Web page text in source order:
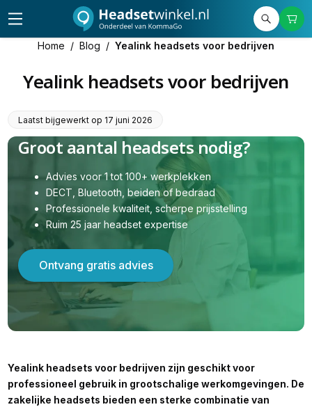
Home / Blog / Yealink headsets voor bedrijven
Yealink headsets voor bedrijven
Laatst bijgewerkt op 17 juni 2026
Groot aantal headsets nodig?
Advies voor 1 tot 100+ werkplekken
DECT, Bluetooth, beiden of bedraad
Professionele kwaliteit, scherpe prijsstelling
Ruim 25 jaar headset expertise
Ontvang gratis advies
Yealink headsets voor bedrijven zijn geschikt voor
professioneel gebruik in grootschalige werkomgevingen. De
zakelijke headsets bieden een sterke combinatie van